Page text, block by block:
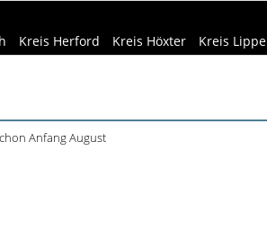
Kreis Herford Kreis Höxter Kreis Lippe
Anfang August